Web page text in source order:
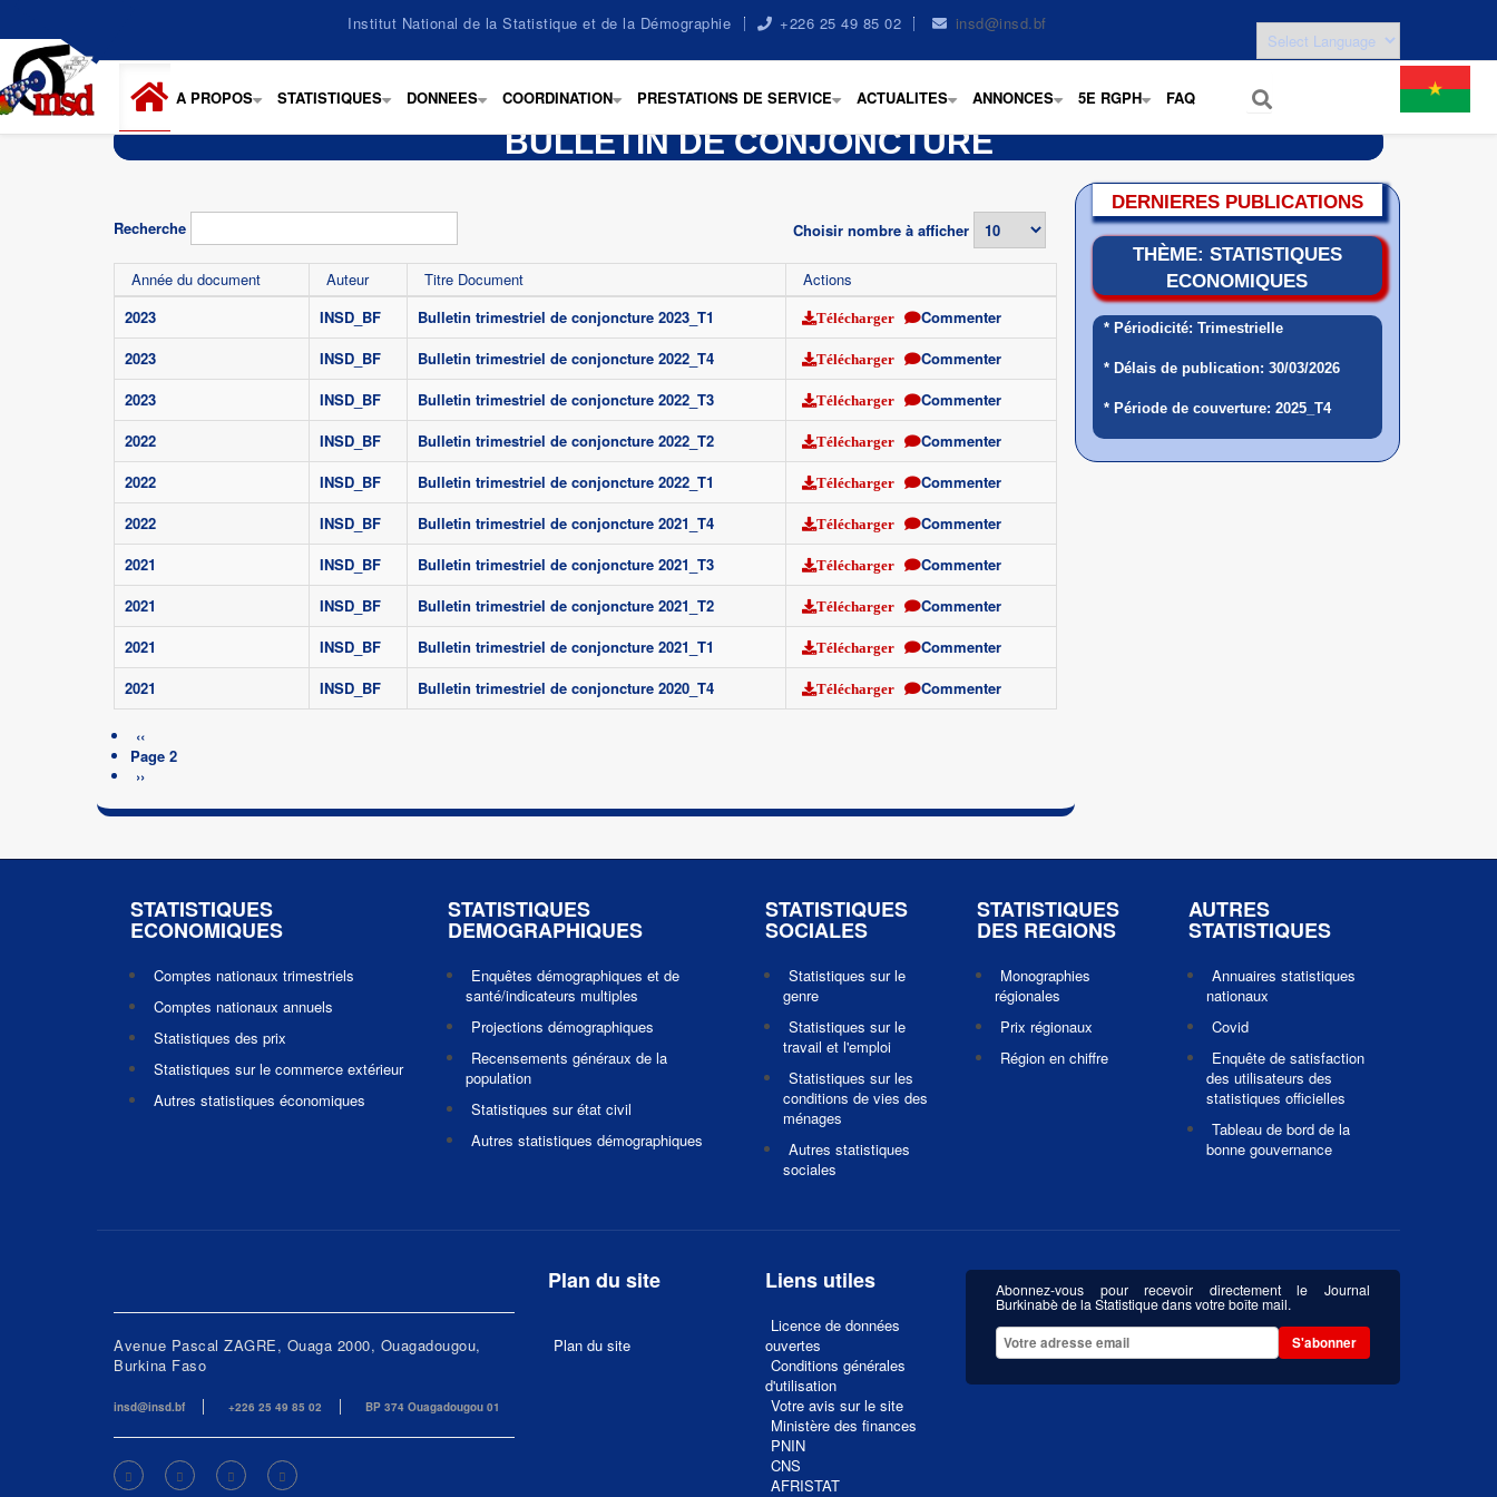
contenu
principal
Institut National de la Statistique et de la Démographie +226 25 49 85 02 insd@insd.bf
+
A PROPOS
+
STATISTIQUES
+
DONNEES
+
COORDINATION
+
PRESTATIONS DE SERVICE
+
ACTUALITES
+
ANNONCES
+
5E RGPH FAQ
BULLETIN DE CONJONCTURE
Recherche Choisir nombre à afficher
Année du document Auteur Titre Document
Actions
2023
INSD_BF Bulletin trimestriel de conjoncture 2023_T1 Télécharger
Commenter
2023
INSD_BF Bulletin trimestriel de conjoncture 2022_T4 Télécharger
Commenter
2023
INSD_BF Bulletin trimestriel de conjoncture 2022_T3 Télécharger
Commenter
2022
INSD_BF Bulletin trimestriel de conjoncture 2022_T2 Télécharger
Commenter
2022
INSD_BF Bulletin trimestriel de conjoncture 2022_T1 Télécharger
Commenter
2022
INSD_BF Bulletin trimestriel de conjoncture 2021_T4 Télécharger
Commenter
2021
INSD_BF Bulletin trimestriel de conjoncture 2021_T3 Télécharger
Commenter
2021
INSD_BF Bulletin trimestriel de conjoncture 2021_T2 Télécharger
Commenter
2021
INSD_BF Bulletin trimestriel de conjoncture 2021_T1 Télécharger
Commenter
2021
INSD_BF Bulletin trimestriel de conjoncture 2020_T4 Télécharger Commenter
Pagination
Page
précédente
‹‹
Page 2
Page
››
DERNIERES PUBLICATIONS
THÈME: STATISTIQUES
ECONOMIQUES
* Périodicité: Trimestrielle
* Délais de publication: 30/03/2026
* Période de couverture: 2025_T4
STATISTIQUES
ECONOMIQUES
Comptes nationaux trimestriels
Comptes nationaux annuels
Statistiques des prix
Statistiques sur le commerce extérieur
Autres statistiques économiques
STATISTIQUES
DEMOGRAPHIQUES
Enquêtes démographiques et de
santé/indicateurs multiples
Projections démographiques
Recensements généraux de la
population
Statistiques sur état civil
Autres statistiques démographiques
STATISTIQUES
SOCIALES
Statistiques sur le
genre
Statistiques sur le
travail et l'emploi
Statistiques sur les
conditions de vies des
ménages
Autres statistiques
sociales
STATISTIQUES
DES REGIONS
Monographies
régionales
Prix régionaux
Région en chiffre
AUTRES
STATISTIQUES
Annuaires statistiques
nationaux
Covid
Enquête de satisfaction
des utilisateurs des
statistiques officielles
Tableau de bord de la
bonne gouvernance
Avenue Pascal ZAGRE, Ouaga 2000, Ouagadougou,
Burkina Faso
insd@insd.bf +226 25 49 85 02 BP 374 Ouagadougou 01
Plan du site
Plan du site
Liens utiles
Licence de données
ouvertes
Conditions générales
d'utilisation
Votre avis sur le site
Ministère des finances
PNIN
CNS
AFRISTAT
Abonnez-vous pour recevoir directement le Journal
Burkinabè de la Statistique dans votre boîte mail.
S'abonner